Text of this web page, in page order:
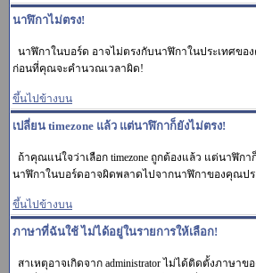
นาฬิกาไม่ตรง!
นาฬิกาในบอร์ด อาจไม่ตรงกับนาฬิกาในประเทศขอ
ก่อนที่คุณจะคำนวณเวลาผิด!
ขึ้นไปข้างบน
เปลี่ยน timezone แล้ว แต่นาฬิกาก็ยังไม่ตรง!
ถ้าคุณแน่ใจว่าเลือก timezone ถูกต้องแล้ว แต่นาฬิกา
นาฬิกาในบอร์ดอาจผิดพลาดไปจากนาฬิกาของคุณป
ขึ้นไปข้างบน
ภาษาที่ฉันใช้ ไม่ได้อยู่ในรายการให้เลือก!
สาเหตุอาจเกิดจาก administrator ไม่ได้ติดตั้งภาษ